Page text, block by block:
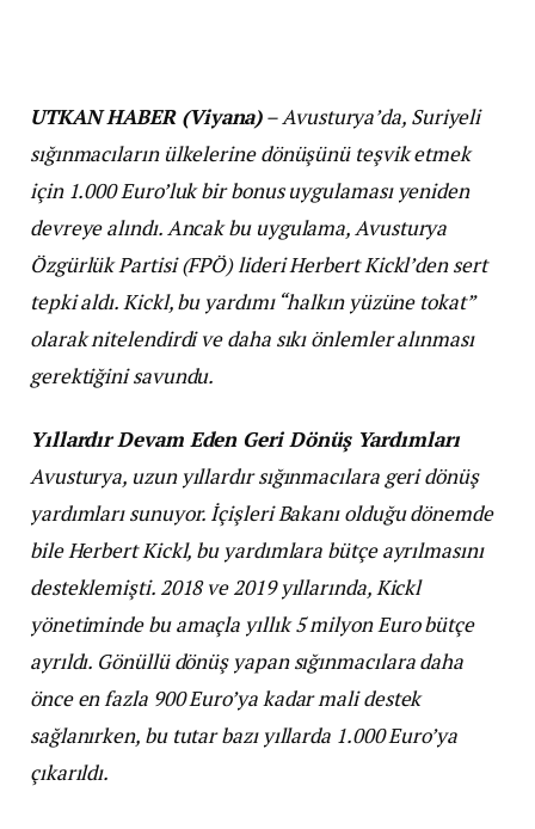
UTKAN HABER (Viyana)– Avusturya’da, Suriyeli
sığınmacıların ülkelerine dönüşünü teşvik etmek
için 1.000 Euro’luk bir bonus uygulaması yeniden
devreye alındı. Ancak bu uygulama, Avusturya
Özgürlük Partisi (FPÖ) lideri Herbert Kickl’den sert
tepki aldı. Kickl, bu yardımı “halkın yüzüne tokat”
olarak nitelendirdi ve daha sıkı önlemler alınması
gerektiğini savundu.
Yıllardır Devam Eden Geri Dönüş Yardımları
Avusturya, uzun yıllardır sığınmacılara geri dönüş
yardımları sunuyor. İçişleri Bakanı olduğu dönemde
bile Herbert Kickl, bu yardımlara bütçe ayrılmasını
desteklemişti. 2018 ve 2019 yıllarında, Kickl
yönetiminde bu amaçla yıllık 5 milyon Euro bütçe
ayrıldı. Gönüllü dönüş yapan sığınmacılara daha
önce en fazla 900 Euro’ya kadar mali destek
sağlanırken, bu tutar bazı yıllarda 1.000 Euro’ya
çıkarıldı.